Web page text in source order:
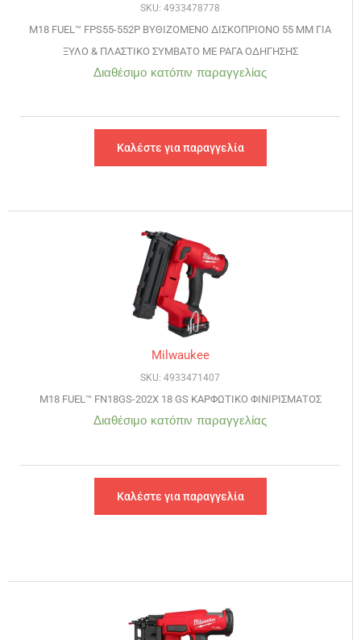
SKU: 4933478778
M18 FUEL™ FPS55-552P ΒΥΘΙΖΟΜΕΝΟ ΔΙΣΚΟΠΡΙΟΝΟ 55 ΜΜ ΓΙΑ
ΞΥΛΟ & ΠΛΑΣΤΙΚΟ ΣΥΜΒΑΤΟ ΜΕ ΡΑΓΑ ΟΔΗΓΗΣΗΣ
Διαθέσιμο κατόπιν παραγγελίας
Καλέστε για παραγγελία
Milwaukee
SKU: 4933471407
M18 FUEL™ FN18GS-202X 18 GS ΚΑΡΦΩΤΙΚΟ ΦΙΝΙΡΙΣΜΑΤΟΣ
Διαθέσιμο κατόπιν παραγγελίας
Καλέστε για παραγγελία